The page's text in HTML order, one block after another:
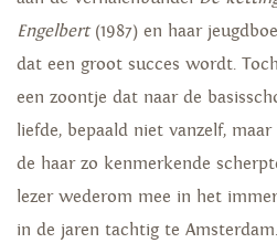
Engelbert(1987) en haar
dat een groot succes wordt.
een zoontje dat naar de
liefde, bepaald niet vanzelf,
de haar zo kenmerkende
lezer wederom mee in het
in de jaren tachtig te Amsterdam.